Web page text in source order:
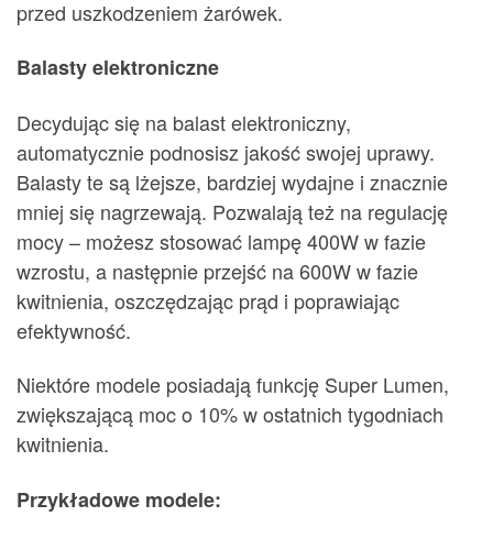
przed uszkodzeniem żarówek.
Balasty elektroniczne
Decydując się na balast elektroniczny,
automatycznie podnosisz jakość swojej uprawy.
Balasty te są lżejsze, bardziej wydajne i znacznie
mniej się nagrzewają. Pozwalają też na regulację
mocy – możesz stosować lampę 400W w fazie
wzrostu, a następnie przejść na 600W w fazie
kwitnienia, oszczędzając prąd i poprawiając
efektywność.
Niektóre modele posiadają funkcję Super Lumen,
zwiększającą moc o 10% w ostatnich tygodniach
kwitnienia.
Przykładowe modele: